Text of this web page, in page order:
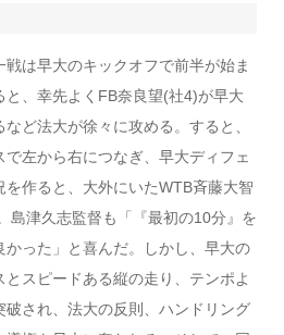
は早大のキックオフで前半が始ま
と、幸先よくFB奈良望(社4)が早大
ど法大が徐々に攻める。すると、
左から右につなぎ、早大ディフェ
を作ると、大外にいたWTB斉藤大智
島津久志監督も「『最初の10分』を
った」と喜んだ。しかし、早大の
スピードある縦の走り、テンポよ
破され、法大の反則、ハンドリング